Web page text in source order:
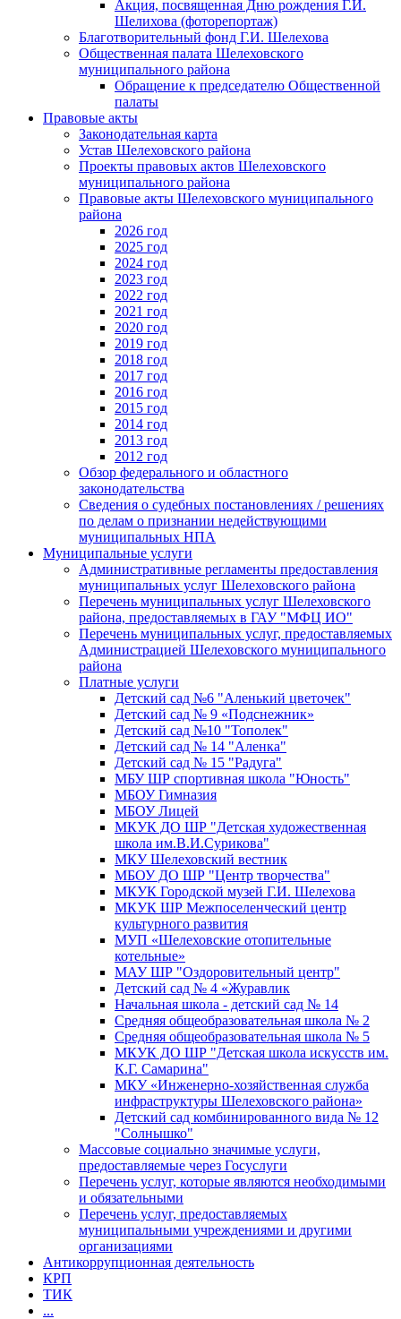
Акция, посвященная Дню рождения Г.И.
Шелихова (фоторепортаж)
Благотворительный фонд Г.И. Шелехова
Общественная палата Шелеховского
муниципального района
Обращение к председателю Общественной
палаты
Правовые акты
Законодательная карта
Устав Шелеховского района
Проекты правовых актов Шелеховского
муниципального района
Правовые акты Шелеховского муниципального
района
2026 год
2025 год
2024 год
2023 год
2022 год
2021 год
2020 год
2019 год
2018 год
2017 год
2016 год
2015 год
2014 год
2013 год
2012 год
Обзор федерального и областного
законодательства
Сведения о судебных постановлениях / решениях
по делам о признании недействующими
муниципальных НПА
Муниципальные услуги
Административные регламенты предоставления
муниципальных услуг Шелеховского района
Перечень муниципальных услуг Шелеховского
района, предоставляемых в ГАУ "МФЦ ИО"
Перечень муниципальных услуг, предоставляемых
Администрацией Шелеховского муниципального
района
Платные услуги
Детский сад №6 "Аленький цветочек"
Детский сад № 9 «Подснежник»
Детский сад №10 "Тополек"
Детский сад № 14 "Аленка"
Детский сад № 15 "Радуга"
МБУ ШР спортивная школа "Юность"
МБОУ Гимназия
МБОУ Лицей
МКУК ДО ШР "Детская художественная
школа им.В.И.Сурикова"
МКУ Шелеховский вестник
МБОУ ДО ШР "Центр творчества"
МКУК Городской музей Г.И. Шелехова
МКУК ШР Межпоселенческий центр
культурного развития
МУП «Шелеховские отопительные
котельные»
МАУ ШР "Оздоровительный центр"
Детский сад № 4 «Журавлик
Начальная школа - детский сад № 14
Средняя общеобразовательная школа № 2
Средняя общеобразовательная школа № 5
МКУК ДО ШР "Детская школа искусств им.
К.Г. Самарина"
МКУ «Инженерно-хозяйственная служба
инфраструктуры Шелеховского района»
Детский сад комбинированного вида № 12
"Солнышко"
Массовые социально значимые услуги,
предоставляемые через Госуслуги
Перечень услуг, которые являются необходимыми
и обязательными
Перечень услуг, предоставляемых
муниципальными учреждениями и другими
организациями
Антикоррупционная деятельность
КРП
ТИК
...